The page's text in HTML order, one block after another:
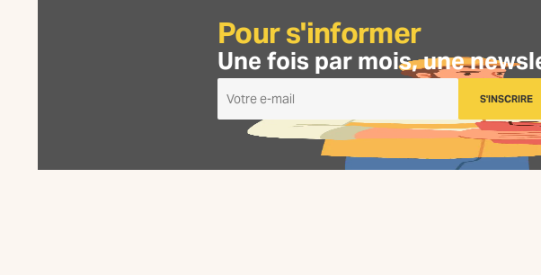
Pour s'informer
Une fois par mois, une
m'inscris
à
S'INSCRIRE